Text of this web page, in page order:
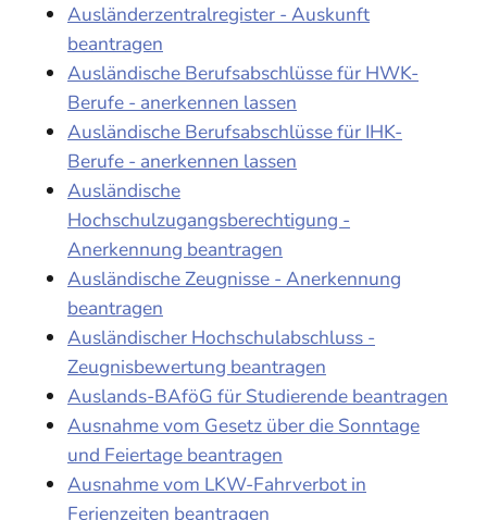
Ausländerzentralregister - Auskunft
beantragen
Ausländische Berufsabschlüsse für HWK-
Berufe - anerkennen lassen
Ausländische Berufsabschlüsse für IHK-
Berufe - anerkennen lassen
Ausländische
Hochschulzugangsberechtigung -
Anerkennung beantragen
Ausländische Zeugnisse - Anerkennung
beantragen
Ausländischer Hochschulabschluss -
Zeugnisbewertung beantragen
Auslands-BAföG für Studierende beantragen
Ausnahme vom Gesetz über die Sonntage
und Feiertage beantragen
Ausnahme vom LKW-Fahrverbot in
Ferienzeiten beantragen